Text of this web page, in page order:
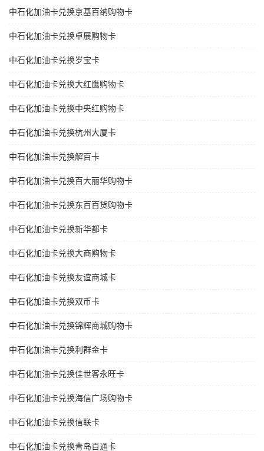
中石化加油卡兑换京基百纳购物卡
中石化加油卡兑换卓展购物卡
中石化加油卡兑换岁宝卡
中石化加油卡兑换大红鹰购物卡
中石化加油卡兑换中央红购物卡
中石化加油卡兑换杭州大厦卡
中石化加油卡兑换解百卡
中石化加油卡兑换百大丽华购物卡
中石化加油卡兑换东百百货购物卡
中石化加油卡兑换新华都卡
中石化加油卡兑换大商购物卡
中石化加油卡兑换友谊商城卡
中石化加油卡兑换双币卡
中石化加油卡兑换锦辉商城购物卡
中石化加油卡兑换利群金卡
中石化加油卡兑换佳世客永旺卡
中石化加油卡兑换海信广场购物卡
中石化加油卡兑换信联卡
中石化加油卡兑换青岛百通卡